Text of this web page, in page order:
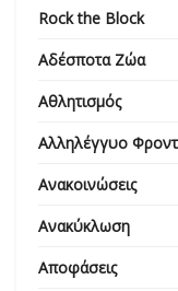
Rock the Block
Αδέσποτα Ζώα
Αθλητισμός
Αλληλέγγυο
Ανακοινώσεις
Ανακύκλωση
Αποφάσεις